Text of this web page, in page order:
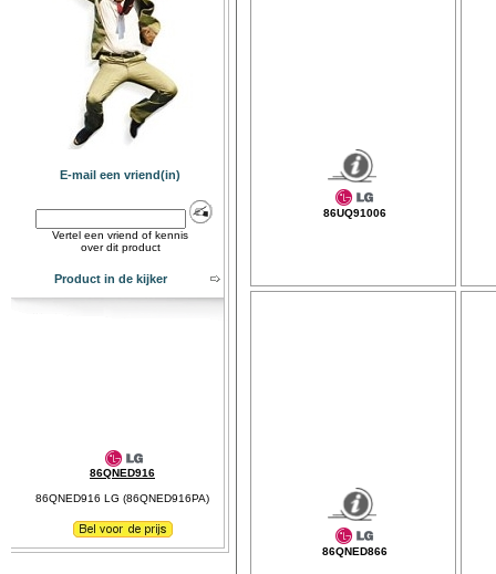
E-mail een vriend(in)
Vertel een vriend of kennis
over dit product
Product in de kijker
86QNED916
86QNED916 LG (86QNED916PA)
86UQ91006
86QNED866